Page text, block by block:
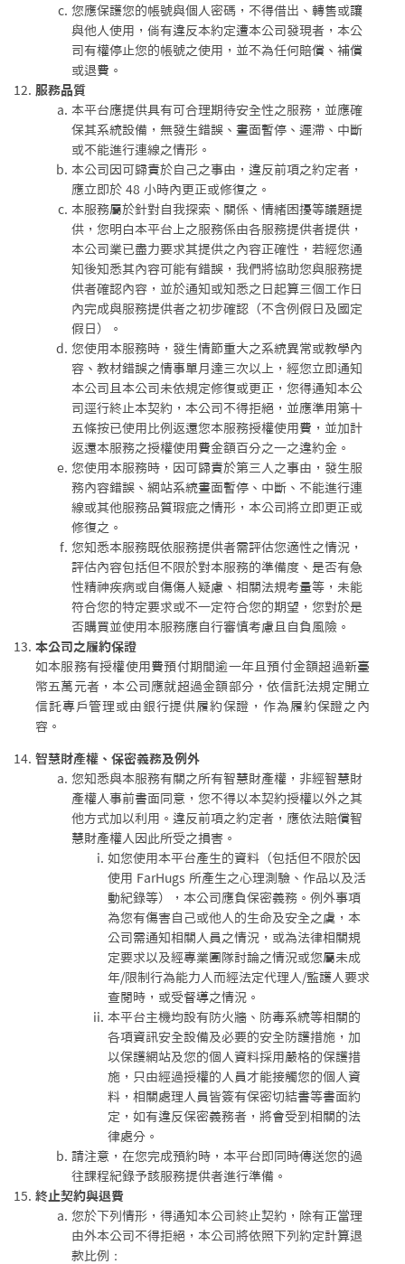
您應保護您的帳號與個人密碼，不得借出、轉售或讓
與他人使用，倘有違反本約定遭本公司發現者，本公
司有權停止您的帳號之使用，並不為任何賠償、補償
或退費。
服務品質
本平台應提供具有可合理期待安全性之服務，並應確
保其系統設備，無發生錯誤、畫面暫停、遲滯、中斷
或不能進行連線之情形。
本公司因可歸責於自己之事由，違反前項之約定者，
應立即於 48 小時內更正或修復之。
本服務屬於針對自我探索、關係、情緒困擾等議題提
供，您明白本平台上之服務係由各服務提供者提供，
本公司業已盡力要求其提供之內容正確性，若經您通
知後知悉其內容可能有錯誤，我們將協助您與服務提
供者確認內容，並於通知或知悉之日起算三個工作日
內完成與服務提供者之初步確認（不含例假日及國定
假日）。
您使用本服務時，發生情節重大之系統異常或教學內
容、教材錯誤之情事單月達三次以上，經您立即通知
本公司且本公司未依規定修復或更正，您得通知本公
司逕行終止本契約，本公司不得拒絕，並應準用第十
五條按已使用比例返還您本服務授權使用費，並加計
返還本服務之授權使用費金額百分之一之違約金。
您使用本服務時，因可歸責於第三人之事由，發生服
務內容錯誤、網站系統畫面暫停、中斷、不能進行連
線或其他服務品質瑕疵之情形，本公司將立即更正或
修復之。
您知悉本服務既依服務提供者需評估您適性之情況，
評估內容包括但不限於對本服務的準備度、是否有急
性精神疾病或自傷傷人疑慮、相關法規考量等，未能
符合您的特定要求或不一定符合您的期望，您對於是
否購買並使用本服務應自行審慎考慮且自負風險。
本公司之履約保證
如本服務有授權使用費預付期間逾一年且預付金額超過新臺
幣五萬元者，本公司應就超過金額部分，依信託法規定開立
信託專戶管理或由銀行提供履約保證，作為履約保證之內
容。
智慧財產權、保密義務及例外
您知悉與本服務有關之所有智慧財產權，非經智慧財
產權人事前書面同意，您不得以本契約授權以外之其
他方式加以利用。違反前項之約定者，應依法賠償智
慧財產權人因此所受之損害。
如您使用本平台產生的資料（包括但不限於因
使用 FarHugs 所產生之心理測驗、作品以及活
動紀錄等），本公司應負保密義務。例外事項
為您有傷害自己或他人的生命及安全之虞，本
公司需通知相關人員之情況，或為法律相關規
定要求以及經專業團隊討論之情況或您屬未成
年/限制行為能力人而經法定代理人/監護人要求
查閱時，或受督導之情況。
本平台主機均設有防火牆、防毒系統等相關的
各項資訊安全設備及必要的安全防護措施，加
以保護網站及您的個人資料採用嚴格的保護措
施，只由經過授權的人員才能接觸您的個人資
料，相關處理人員皆簽有保密切結書等書面約
定，如有違反保密義務者，將會受到相關的法
律處分。
請注意，在您完成預約時，本平台即同時傳送您的過
往課程紀錄予該服務提供者進行準備。
終止契約與退費
您於下列情形，得通知本公司終止契約，除有正當理
由外本公司不得拒絕，本公司將依照下列約定計算退
款比例：